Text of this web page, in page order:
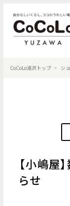
CoCoLo湯沢トップ シ
【小嶋屋
らせ